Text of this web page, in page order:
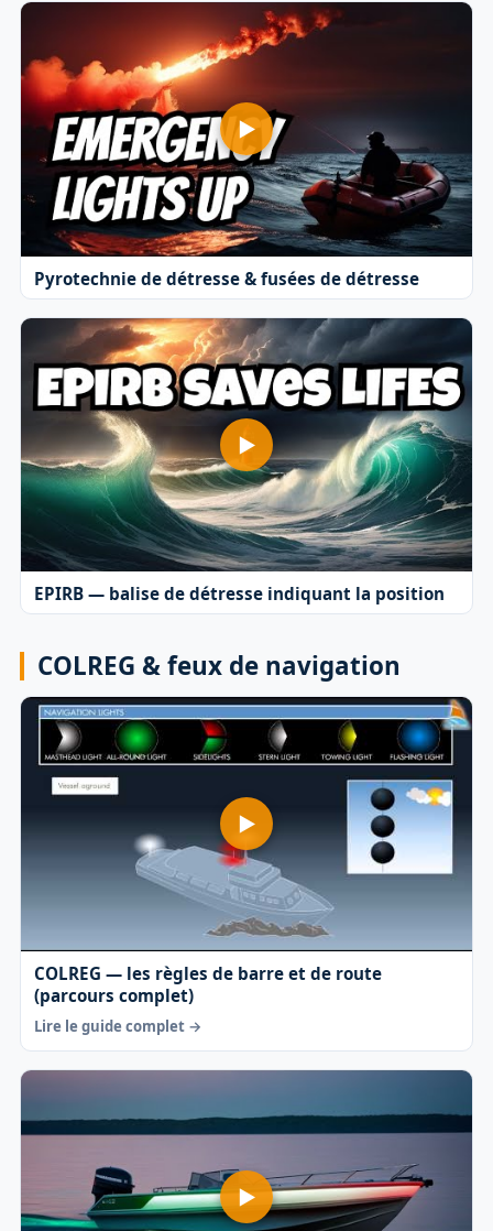
Pyrotechnie de détresse & fusées de détresse
EPIRB — balise de détresse indiquant la position
COLREG & feux de navigation
COLREG — les règles de barre et de route
(parcours complet)
Lire le guide complet →